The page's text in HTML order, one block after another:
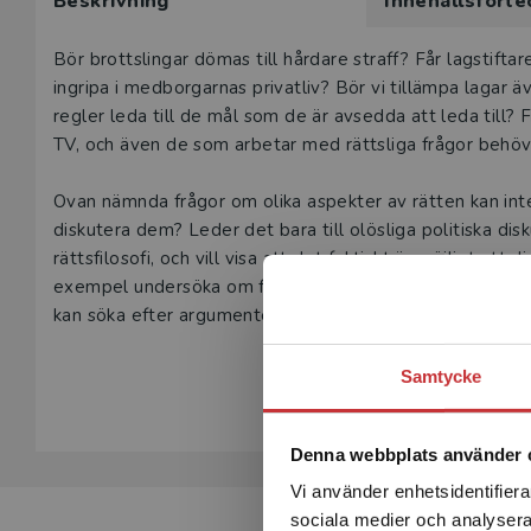
Samtycke
Denna webbplats använder
Vi använder
sociala medier och
Beskrivning
Bör brottslingar dömas till hårdare straff? Får
ingripa i medborgarnas privatliv? Bör vi tillämpa lagar
regler leda till de mål som de är avsedda att leda till?
TV, och även de som arbetar med rättsliga frågor
Ovan nämnda frågor om olika aspekter av rätten kan
diskutera dem? Leder det bara till olösliga politiska
rättsfilosofi, och vill visa att det faktiskt är möjligt att
exempel undersöka om frågan ställs på rätt sätt, man
kan söka efter argumentens utgångspunkt och deras
debatten kan föras på ett mer tillfredsställande sätt.
Visa hela